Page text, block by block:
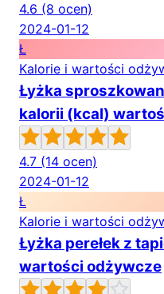
4.6 (8 ocen)
2024-01-12
Ł
Kalorie i wartości
Łyżka
kalorii (kcal)
4.7 (14 ocen)
2024-01-12
Ł
Kalorie i wartości
Łyżka perełek z
wartości odżywcze